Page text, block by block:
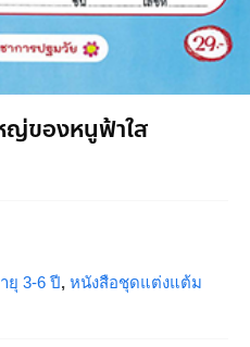
ญ่ของหนูฟ้าใส
ยุ 3-6 ปี, หนังสือชุดแต่งแต้ม